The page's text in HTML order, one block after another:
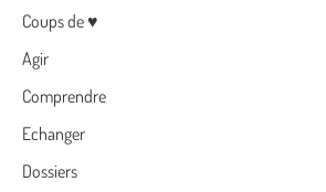
Menu
Coups de ♥
Agir
Comprendre
Echanger
Dossiers